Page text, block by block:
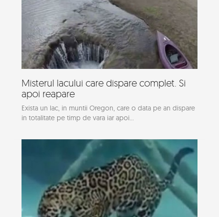
Misterul lacului care dispare complet. Si
apoi reapare
Exista un lac, in muntii Oregon, care o data pe an dispare
in totalitate pe timp de vara iar apoi...